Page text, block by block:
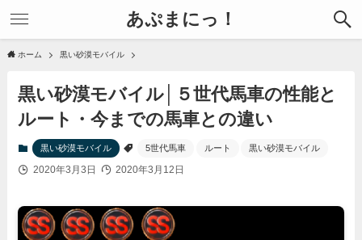
あぷまにっ！
ホーム 黒い砂漠モバイル
黒い砂漠モバイル│５世代馬車の性能と
ルート・今までの馬車との違い
黒い砂漠モバイル 5世代馬車 ルート 黒い砂漠モバイル
2020年3月3日 2020年3月12日